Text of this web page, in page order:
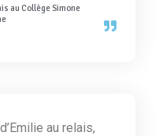
au Collège Simone
au relais,